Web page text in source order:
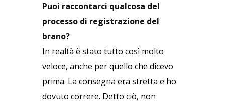
Puoi raccontarci qualcosa del
processo di registrazione del
brano?
In realtà è stato tutto così molto
veloce, anche per quello che dicevo
prima. La consegna era stretta e ho
dovuto correre. Detto ciò, non